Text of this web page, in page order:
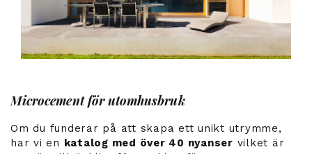
Microcement för utomhusbruk
Om du funderar på att skapa ett unikt utrymme,
har vi en katalog med över 40 nyanser vilket är